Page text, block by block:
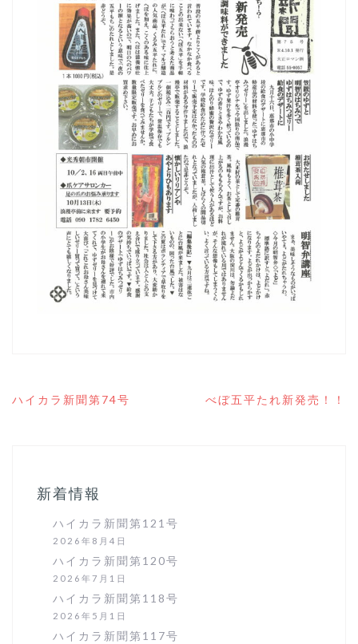
投
ハイカラ新聞第74号 べぼ五平たれ新発売！！
新着情報
ハイカラ新聞第121号
2026年8月4日
ハイカラ新聞第120号
2026年7月1日
ハイカラ新聞第118号
2026年5月1日
ハイカラ新聞第117号